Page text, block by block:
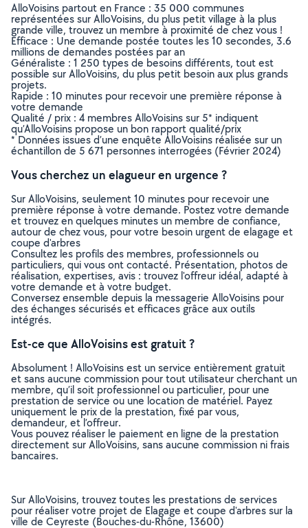
AlloVoisins partout en France : 35 000 communes
représentées sur AlloVoisins, du plus petit village à la plus
grande ville, trouvez un membre à proximité de chez vous !
Efficace : Une demande postée toutes les 10 secondes, 3.6
millions de demandes postées par an
Généraliste : 1 250 types de besoins différents, tout est
possible sur AlloVoisins, du plus petit besoin aux plus grands
projets.
Rapide : 10 minutes pour recevoir une première réponse à
votre demande
Qualité / prix : 4 membres AlloVoisins sur 5* indiquent
qu’AlloVoisins propose un bon rapport qualité/prix
* Données issues d’une enquête AlloVoisins réalisée sur un
échantillon de 5 671 personnes interrogées (Février 2024)
Vous cherchez un elagueur en urgence ?
Sur AlloVoisins, seulement 10 minutes pour recevoir une
première réponse à votre demande. Postez votre demande
et trouvez en quelques minutes un membre de confiance,
autour de chez vous, pour votre besoin urgent de elagage et
coupe d'arbres
Consultez les profils des membres, professionnels ou
particuliers, qui vous ont contacté. Présentation, photos de
réalisation, expertises, avis : trouvez l'offreur idéal, adapté à
votre demande et à votre budget.
Conversez ensemble depuis la messagerie AlloVoisins pour
des échanges sécurisés et efficaces grâce aux outils
intégrés.
Est-ce que AlloVoisins est gratuit ?
Absolument ! AlloVoisins est un service entièrement gratuit
et sans aucune commission pour tout utilisateur cherchant un
membre, qu’il soit professionnel ou particulier, pour une
prestation de service ou une location de matériel. Payez
uniquement le prix de la prestation, fixé par vous,
demandeur, et l’offreur.
Vous pouvez réaliser le paiement en ligne de la prestation
directement sur AlloVoisins, sans aucune commission ni frais
bancaires.
Sur AlloVoisins, trouvez toutes les prestations de services
pour réaliser votre projet de Elagage et coupe d'arbres sur la
ville de Ceyreste (Bouches-du-Rhône, 13600)